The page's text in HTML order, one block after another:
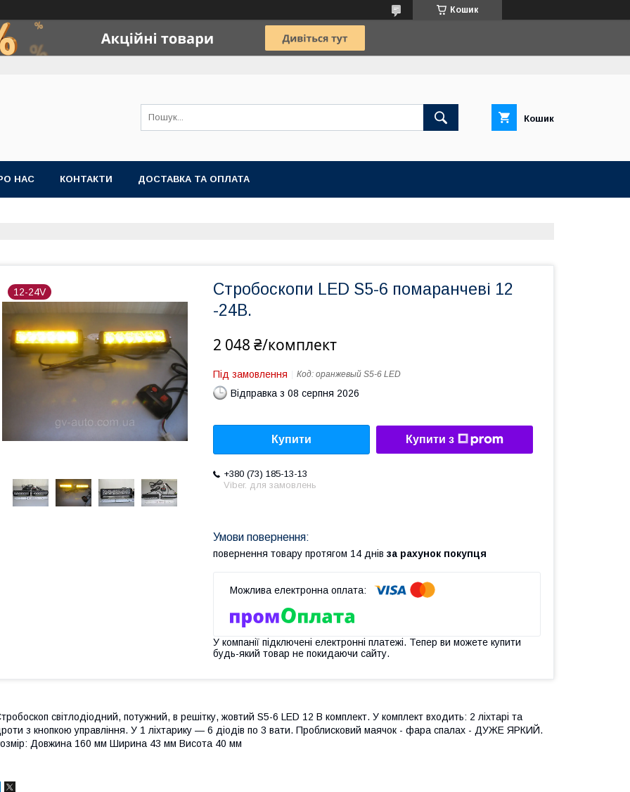
Кошик
Кошик
НАС КОНТАКТИ ДОСТАВКА ТА ОПЛАТА
12-24V
Стробоскопи LED S5-6 помаранчеві 12
-24В.
2 048 ₴/комплект
Під замовлення Код: оранжевый S5-6 LED
Відправка з 08 серпня 2026
Купити Купити з
+380 (73) 185-13-13
Viber. для замовлень
повернення товару протягом 14 днів за рахунок покупця
У компанії підключені електронні платежі. Тепер ви можете купити
будь-який товар не покидаючи сайту.
світлодіодний, потужний, в решітку, жовтий S5-6 LED 12 В комплект. У комплект входить: 2 ліхтарі та
з кнопкою управління. У 1 ліхтарику ― 6 діодів по 3 вати. Проблисковий маячок - фара спалах - ДУЖЕ ЯРКИЙ.
Довжина 160 мм Ширина 43 мм Висота 40 мм